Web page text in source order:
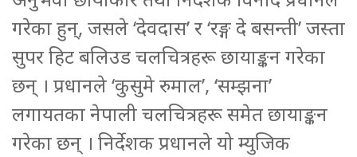
गरेका हुन्, जसले ‘देवदास’ र ‘रङ्ग दे बसन्ती’ जस्ता
सुपर हिट बलिउड चलचित्रहरू छायाङ्कन गरेका
छन् । प्रधानले ‘कुसुमे रुमाल’, ‘सम्झना’
लगायतका नेपाली चलचित्रहरू समेत छायाङ्कन
गरेका छन् । निर्देशक प्रधानले यो म्युजिक